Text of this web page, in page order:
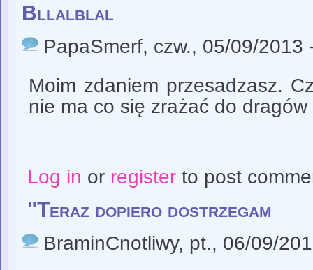
Bllalblal
PapaSmerf, czw., 05/09/2013
Moim zdaniem przesadzasz.
nie ma co się zrażać do dragów
Log in or registerto post
"Teraz dopiero dostrzegam
BraminCnotliwy, pt., 06/09/